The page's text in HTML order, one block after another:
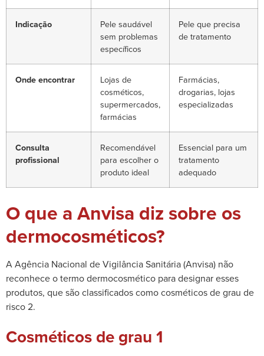
Indicação
Pele saudável
sem problemas
específicos
Pele que precisa
de tratamento
Onde encontrar
Lojas de
cosméticos,
supermercados,
farmácias
Farmácias,
drogarias, lojas
especializadas
Consulta
profissional
Recomendável
para escolher o
produto ideal
Essencial para um
tratamento
adequado
O que a Anvisa diz sobre os
dermocosméticos?
A Agência Nacional de Vigilância Sanitária (Anvisa) não
reconhece o termo dermocosmético para designar esses
produtos, que são classificados como cosméticos de grau de
risco 2.
Cosméticos de grau 1